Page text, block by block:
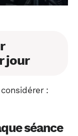
jour
:
séance